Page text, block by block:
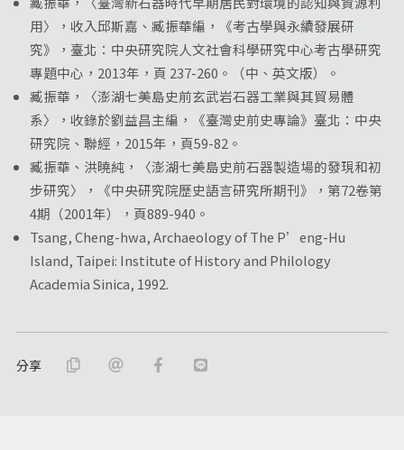
用〉，收入邱斯嘉、臧振華編，《考古學與永續發展研
究》，臺北：中央研究院人文社會科學研究中心考古學研究
專題中心，2013年，頁 237-260。（中、英文版）。
臧振華，〈澎湖七美島史前玄武岩石器工業與其貿易體
系〉，收錄於劉益昌主編，《臺灣史前史專論》臺北：中央
研究院、聯經，2015年，頁59-82。
臧振華、洪曉純，〈澎湖七美島史前石器製造場的發現和初
步研究〉，《中央研究院歷史語言研究所期刊》，第72卷第
4期（2001年），頁889-940。
Tsang, Cheng-hwa, Archaeology of The P’eng-Hu
Island, Taipei: Institute of History and Philology
Academia Sinica, 1992.
分享